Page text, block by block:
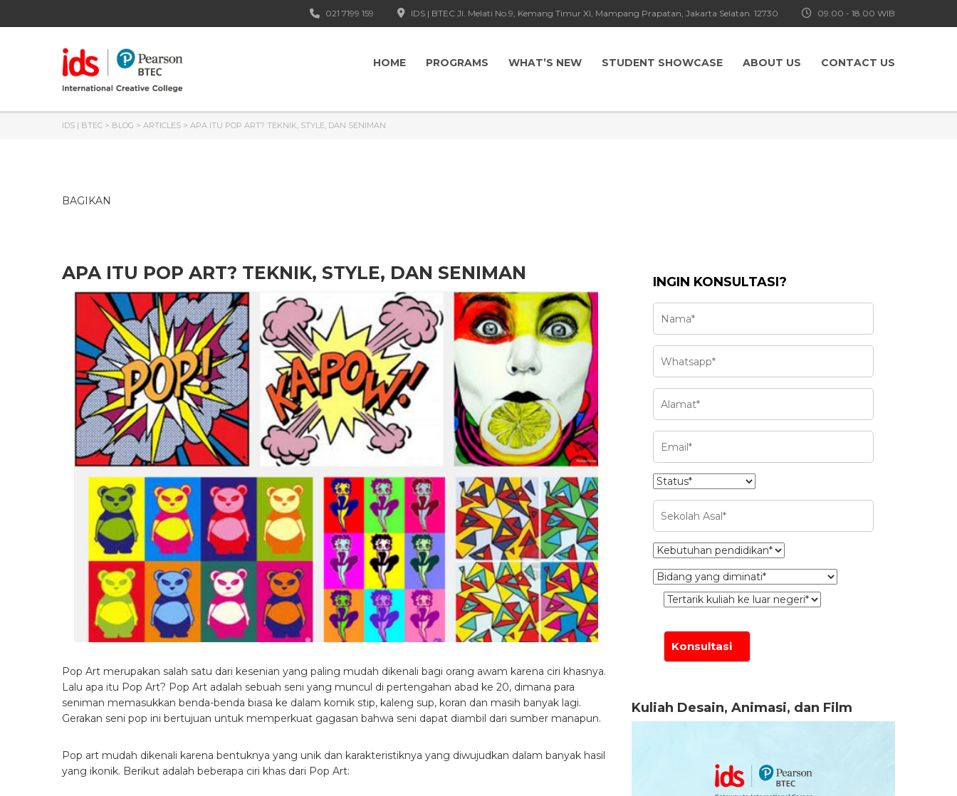
09.00 - 18.00 WIB
IDS | BTEC Jl. Melati No.9, Kemang Timur XI, Mampang Prapatan, Jakarta Selatan. 12730
021 7199 159
HOME PROGRAMS WHAT’S NEW STUDENT SHOWCASE ABOUT US CONTACT US
IDS | BTEC > BLOG > ARTICLES > APA ITU POP ART? TEKNIK, STYLE, DAN SENIMAN
BAGIKAN
APA ITU POP ART? TEKNIK, STYLE, DAN SENIMAN
Pop Art merupakan salah satu dari kesenian yang paling mudah dikenali bagi orang awam karena ciri khasnya.
Lalu apa itu Pop Art? Pop Art adalah sebuah seni yang muncul di pertengahan abad ke 20, dimana para
seniman memasukkan benda-benda biasa ke dalam komik stip, kaleng sup, koran dan masih banyak lagi.
Gerakan seni pop ini bertujuan untuk memperkuat gagasan bahwa seni dapat diambil dari sumber manapun.
Pop art mudah dikenali karena bentuknya yang unik dan karakteristiknya yang diwujudkan dalam banyak hasil
yang ikonik. Berikut adalah beberapa ciri khas dari Pop Art:
INGIN KONSULTASI?
Kuliah Desain, Animasi, dan Film